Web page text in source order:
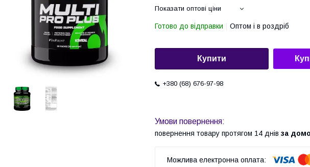
Показати оптові ціни
Готово до відправки Оптом і в роздріб
Купити
+380 (68) 676-97-98
повернення товару протягом 14 днів за